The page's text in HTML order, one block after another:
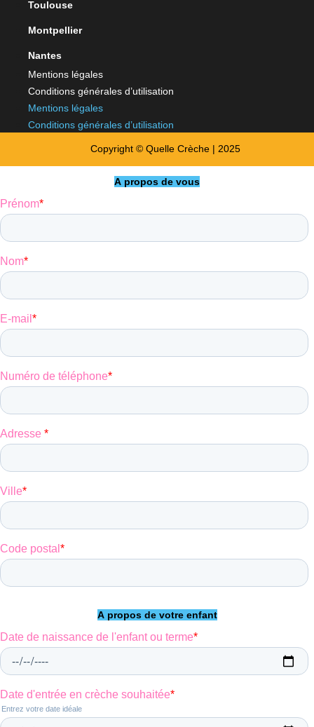
Toulouse
Montpellier
Nantes
Mentions légales
Conditions générales d’utilisation
Mentions légales
Conditions générales d’utilisation
Copyright © Quelle Crèche | 2025